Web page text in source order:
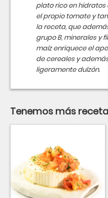
plato rico en
el propio tomate y
la receta, que
grupo B, minerales y
maíz enriquece el
de cereales y
ligeramente dulzón.
Tenemos más